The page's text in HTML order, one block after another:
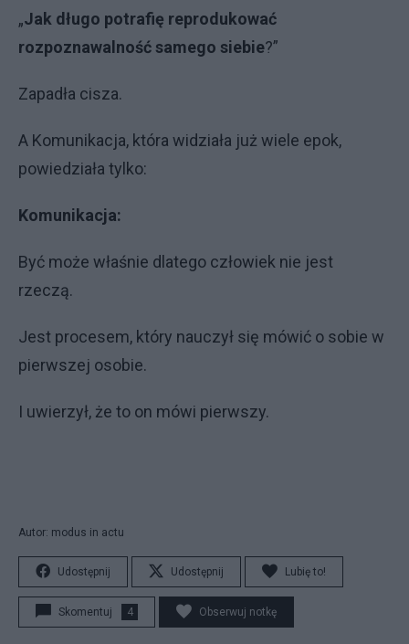
„Jak długo potrafię reprodukować
rozpoznawalność samego siebie?”
Zapadła cisza.
A Komunikacja, która widziała już wiele epok,
powiedziała tylko:
Komunikacja:
Być może właśnie dlatego człowiek nie jest
rzeczą.
Jest procesem, który nauczył się mówić o sobie w
pierwszej osobie.
I uwierzył, że to on mówi pierwszy.
Autor: modus in actu
Udostępnij Udostępnij Lubię to!
Skomentuj 4 Obserwuj notkę